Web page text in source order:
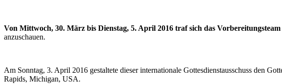
Von Mittwoch, 30. März bis Dienstag, 5. April 2016 traf sich das
anzuschauen.
Am Sonntag, 3. April 2016 gestaltete dieser internationale Gottesdienstausschuss den
Rapids, Michigan, USA.